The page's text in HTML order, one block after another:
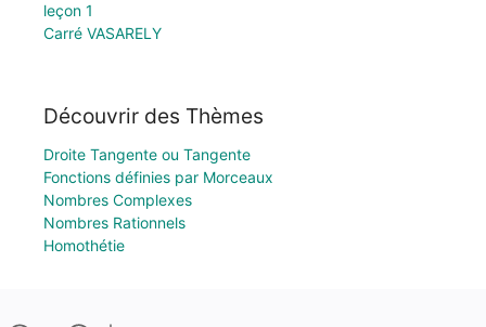
leçon 1
Carré VASARELY
Découvrir des Thèmes
Droite Tangente ou Tangente
Fonctions définies par Morceaux
Nombres Complexes
Nombres Rationnels
Homothétie